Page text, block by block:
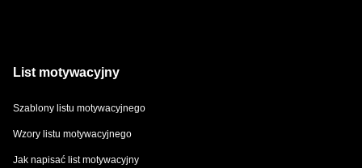
List motywacyjny
Szablony listu motywacyjnego
Wzory listu motywacyjnego
Jak napisać list motywacyjny